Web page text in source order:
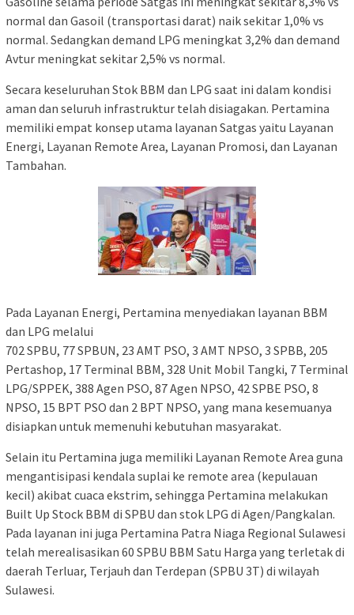
normal dan Gasoil (transportasi darat) naik sekitar 1,0% vs
normal. Sedangkan demand LPG meningkat 3,2% dan demand
Avtur meningkat sekitar 2,5% vs normal.
Secara keseluruhan Stok BBM dan LPG saat ini dalam kondisi
aman dan seluruh infrastruktur telah disiagakan. Pertamina
memiliki empat konsep utama layanan Satgas yaitu Layanan
Energi, Layanan Remote Area, Layanan Promosi, dan Layanan
Tambahan.
Pada Layanan Energi, Pertamina menyediakan layanan BBM
dan LPG melalui
702 SPBU, 77 SPBUN, 23 AMT PSO, 3 AMT NPSO, 3 SPBB, 205
Pertashop, 17 Terminal BBM, 328 Unit Mobil Tangki, 7 Terminal
LPG/SPPEK, 388 Agen PSO, 87 Agen NPSO, 42 SPBE PSO, 8
NPSO, 15 BPT PSO dan 2 BPT NPSO, yang mana kesemuanya
disiapkan untuk memenuhi kebutuhan masyarakat.
Selain itu Pertamina juga memiliki Layanan Remote Area guna
mengantisipasi kendala suplai ke remote area (kepulauan
kecil) akibat cuaca ekstrim, sehingga Pertamina melakukan
Built Up Stock BBM di SPBU dan stok LPG di Agen/Pangkalan.
Pada layanan ini juga Pertamina Patra Niaga Regional Sulawesi
telah merealisasikan 60 SPBU BBM Satu Harga yang terletak di
daerah Terluar, Terjauh dan Terdepan (SPBU 3T) di wilayah
Sulawesi.